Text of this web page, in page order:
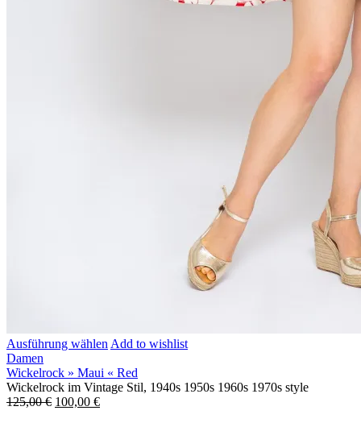
Ausführung wählen Add to wishlist
Damen
Wickelrock » Maui « Red
Wickelrock im Vintage Stil, 1940s 1950s 1960s 1970s style
125,00€ 100,00 €